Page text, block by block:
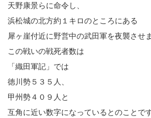
天野康景らに命令し、
浜松城の北方約１キロのところにある
犀ヶ崖付近に野営中の武田軍を夜襲させま
この戦いの戦死者数は
「織田軍記」では
徳川勢５３５人、
甲州勢４０９人と
互角に近い数字になっているとのことです